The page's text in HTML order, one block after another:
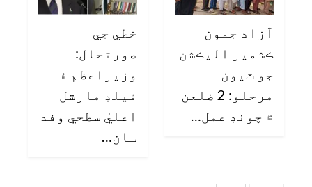
آزاد جمون
ڪشمير اليڪشن
جو ٽيون
مرحلو: 2 ضلعن
۾ چونڊ عمل…
خطي جي
صورتحال:
وزيراعظم ۽
فيلڊ مارشل
اعليٰ سطحي وفد
سان…